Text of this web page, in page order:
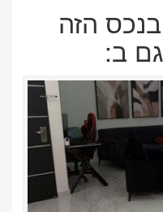
הזה
גם ב: